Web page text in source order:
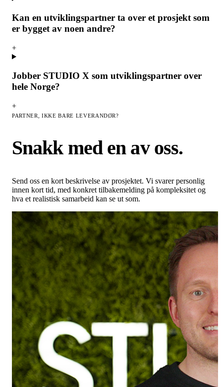
Kan en utviklingspartner ta over et prosjekt som
er bygget av noen andre?
+
Jobber STUDIO X som utviklingspartner over
hele Norge?
+
PARTNER, IKKE BARE LEVERANDØR?
Snakk med en av oss.
Send oss en kort beskrivelse av prosjektet. Vi svarer personlig
innen kort tid, med konkret tilbakemelding på kompleksitet og
hva et realistisk samarbeid kan se ut som.